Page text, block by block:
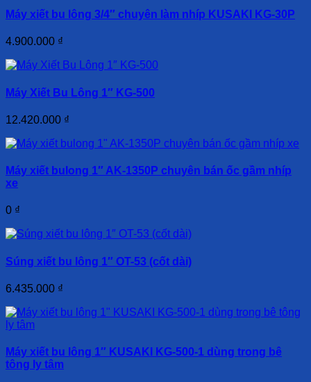
Máy xiết bu lông 3/4″ chuyên làm nhíp KUSAKI KG-30P
4.900.000 ₫
Máy Xiết Bu Lông 1″ KG-500
12.420.000 ₫
Máy xiết bulong 1″ AK-1350P chuyên bán ốc gầm nhíp
xe
0 ₫
Súng xiết bu lông 1″ OT-53 (cốt dài)
6.435.000 ₫
Máy xiết bu lông 1″ KUSAKI KG-500-1 dùng trong bê
tông ly tâm